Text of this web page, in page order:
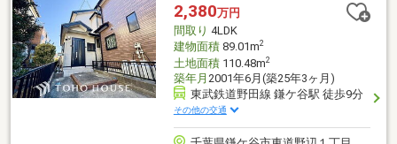
2,380万円
間取り 4LDK
建物面積89.01m2
土地面積110.48m2
築年月 2001年6月(築25年3ヶ月)
東武鉄道野田線 鎌ケ谷駅 徒歩9分
その他の交通